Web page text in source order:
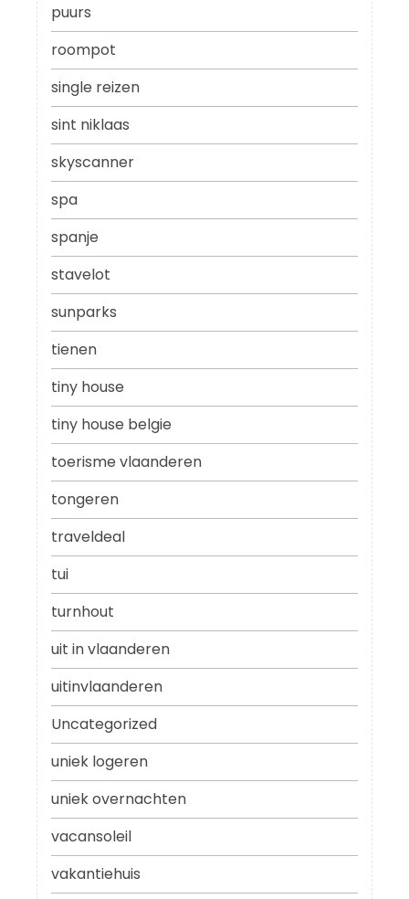
puurs
roompot
single reizen
sint niklaas
skyscanner
spa
spanje
stavelot
sunparks
tienen
tiny house
tiny house belgie
toerisme vlaanderen
tongeren
traveldeal
tui
turnhout
uit in vlaanderen
uitinvlaanderen
Uncategorized
uniek logeren
uniek overnachten
vacansoleil
vakantiehuis